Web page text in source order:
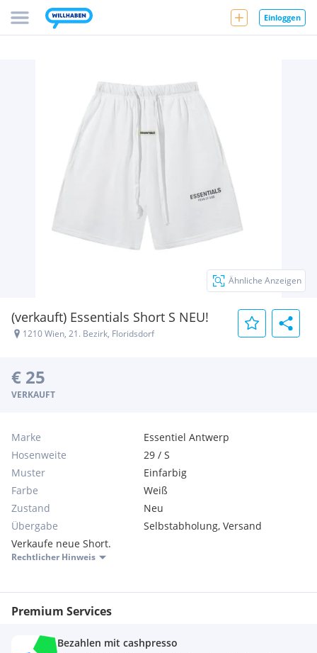
Einloggen
(verkauft) Essentials Short S NEU!
1210 Wien, 21. Bezirk, Floridsdorf
Ähnliche Anzeigen
€ 25
VERKAUFT
Marke
Essentiel Antwerp
Hosenweite
29 / S
Muster
Einfarbig
Farbe
Weiß
Zustand
Neu
Übergabe
Selbstabholung, Versand
Verkaufe neue Short.
Rechtlicher Hinweis
Premium Services
Bezahlen mit cashpresso